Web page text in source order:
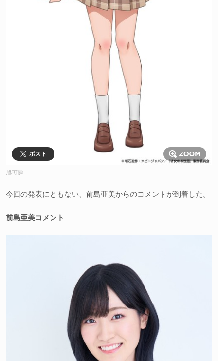
ポスト
旭可憐
今回の発表にともない、前島亜美からのコメントが到着した。
前島亜美コメント